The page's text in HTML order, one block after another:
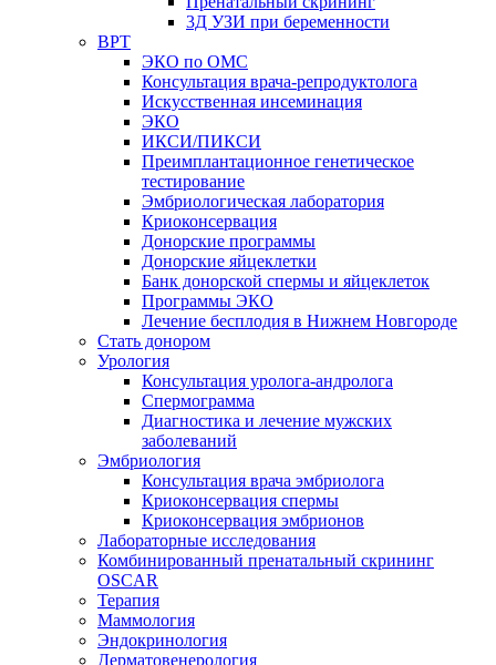
3Д УЗИ при беременности
ВРТ
ЭКО по ОМС
Консультация врача-репродуктолога
Искусственная инсеминация
ЭКО
ИКСИ/ПИКСИ
Преимплантационное генетическое
тестирование
Эмбриологическая лаборатория
Криоконсервация
Донорские программы
Донорские яйцеклетки
Банк донорской спермы и яйцеклеток
Программы ЭКО
Лечение бесплодия в Нижнем Новгороде
Стать донором
Урология
Консультация уролога-андролога
Спермограмма
Диагностика и лечение мужских
заболеваний
Эмбриология
Консультация врача эмбриолога
Криоконсервация спермы
Криоконсервация эмбрионов
Лабораторные исследования
Комбинированный пренатальный скрининг
OSCAR
Терапия
Маммология
Эндокринология
Дерматовенерология